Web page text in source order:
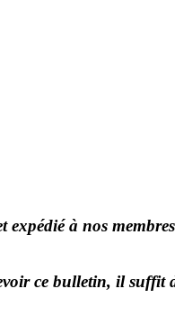
à nos
ce bulletin, il suffit